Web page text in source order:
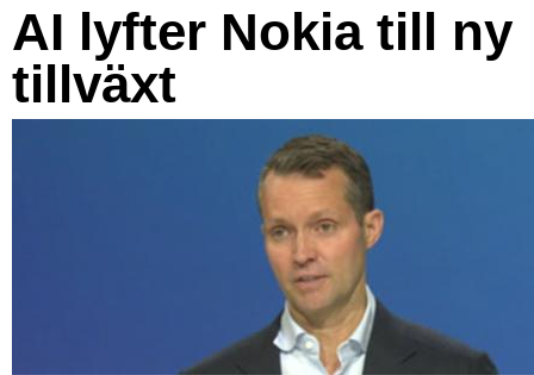
AI lyfter Nokia till ny
tillväxt